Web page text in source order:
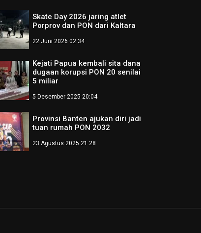
Skate Day 2026 jaring atlet
Porprov dan PON dari Kaltara
22 Juni 2026 02:34
Kejati Papua kembali sita dana
dugaan korupsi PON 20 senilai
5 miliar
5 Desember 2025 20:04
Provinsi Banten ajukan diri jadi
tuan rumah PON 2032
23 Agustus 2025 21:28